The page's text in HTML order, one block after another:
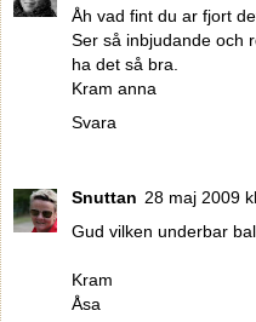
Åh vad fint du ar fjort
Ser så inbjudande och
ha det så bra.
Kram anna
Svara
Snuttan 28 maj 2009
Gud vilken underbar
Kram
Åsa